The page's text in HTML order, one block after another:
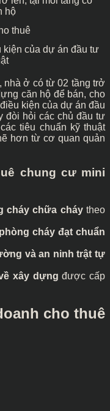
hộ
thuê
kiện của dự án đầu tư
nhà ở có từ 02 tầng trở
căn hộ để bán, cho
kiện của dự án đầu
đòi hỏi các chủ đầu tư
tiêu chuẩn kỹ thuật
hơn từ cơ quan quản
chung cư mini
cháy chữa cháytheo
cháy đạt chuẩn
và an ninh trật tự
xây dựng được cấp
cho thuê